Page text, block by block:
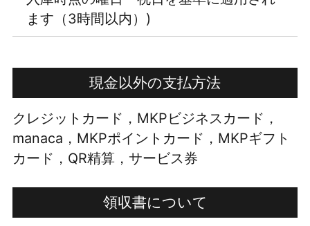
ます（3時間以内）)
現金以外の支払方法
クレジットカード，MKPビジネスカード，
manaca，MKPポイントカード，MKPギフト
カード，QR精算，サービス券
領収書について